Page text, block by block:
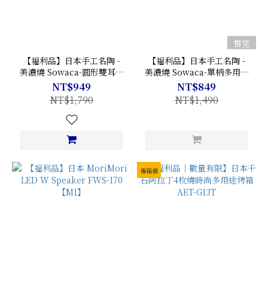
【福利品】日本手工名陶 -
美濃燒 Sowaca-圓形雙耳陶
盤[CK04]
NT$949
NT$1,790
售完
【福利品】日本手工名陶 -
美濃燒 Sowaca-單柄多用途
陶盤[CK04]
NT$849
NT$1,490
僅箱損